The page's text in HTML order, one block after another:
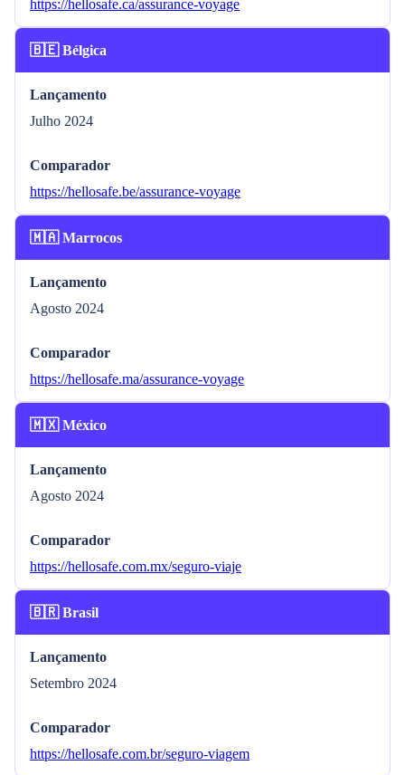
https://hellosafe.ca/assurance-voyage
🇧🇪 Bélgica
Lançamento
Julho 2024
Comparador
https://hellosafe.be/assurance-voyage
🇲🇦 Marrocos
Lançamento
Agosto 2024
Comparador
https://hellosafe.ma/assurance-voyage
🇲🇽 México
Lançamento
Agosto 2024
Comparador
https://hellosafe.com.mx/seguro-viaje
🇧🇷 Brasil
Lançamento
Setembro 2024
Comparador
https://hellosafe.com.br/seguro-viagem